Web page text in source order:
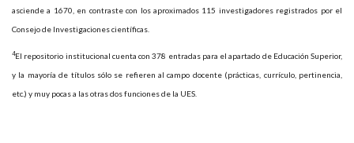
asciende a 1670, en contraste con los aproximados 115 investigadores registrados por el
Consejo de Investigaciones científicas.
4El repositorio institucional cuenta con 378 entradas para el apartado de Educación Superior,
y la mayoría de títulos sólo se refieren al campo docente (prácticas, currículo, pertinencia,
etc.) y muy pocas a las otras dos funciones de la UES.